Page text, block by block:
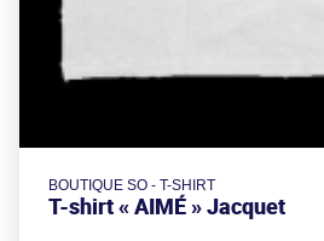
BOUTIQUE SO - T-SHIRT
T-shirt « AIMÉ » Jacquet